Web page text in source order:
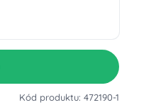
Kód produktu: 472190-1